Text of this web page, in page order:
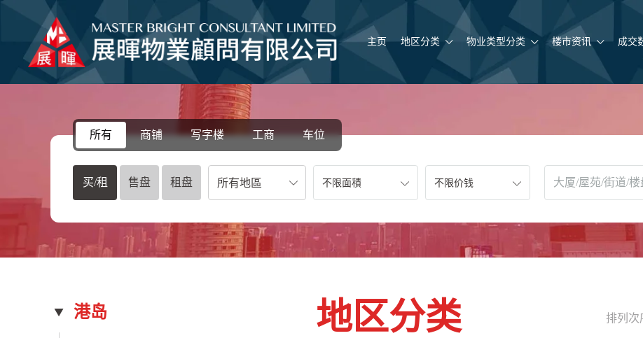
主页 地区分类 物业类型分类 楼市资讯 成交
所有 商铺 写字楼 工商 车位
买/租 售盘 租盘 所有地區 不限面積 不限价钱
港岛 地区分类 排列次